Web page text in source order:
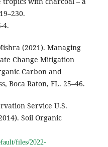
4.
(2021). Managing
Change Mitigation
Carbon and
Boca Raton, FL. 25–46.
Service U.S.
Soil Organic
files/2022-